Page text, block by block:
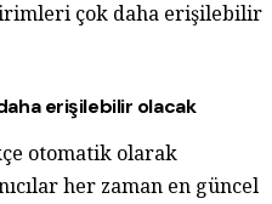
çok daha erişilebilir
erişilebilir olacak
otomatik olarak
her zaman en güncel